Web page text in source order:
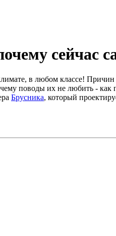
сейчас
в любом классе! Причин
поводы их не любить - как
Брусника, который